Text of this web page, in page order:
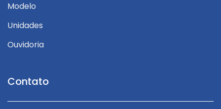
Modelo
Unidades
Ouvidoria
Contato